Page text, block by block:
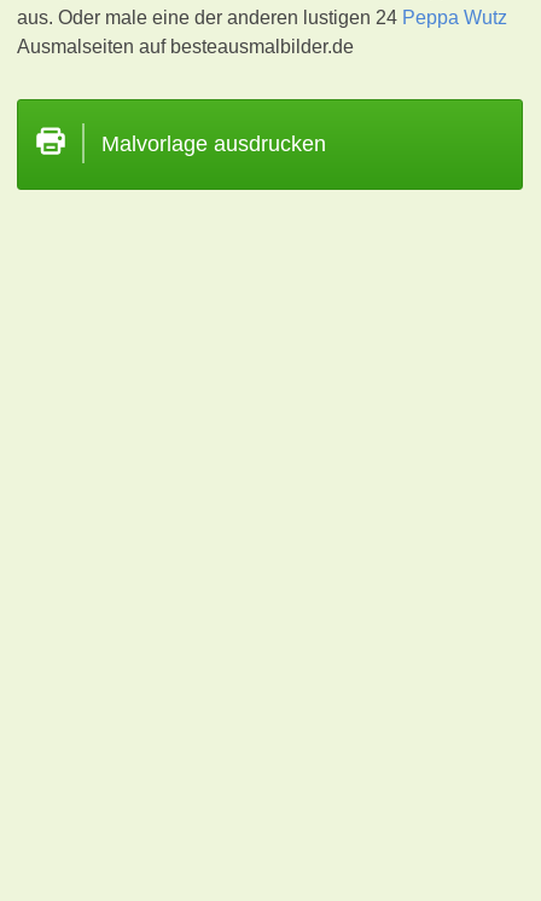
aus. Oder male eine der anderen lustigen 24 Peppa Wutz
Ausmalseiten auf besteausmalbilder.de
Malvorlage ausdrucken